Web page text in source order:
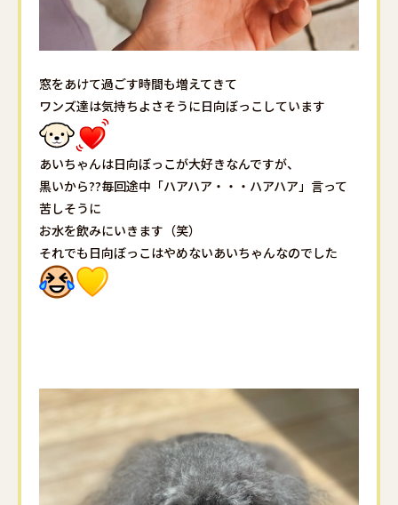
窓をあけて過ごす時間も増えてきて
ワンズ達は気持ちよさそうに日向ぼっこしています
あいちゃんは日向ぼっこが大好きなんですが、
黒いから??毎回途中「ハアハア・・・ハアハア」言って
苦しそうに
お水を飲みにいきます（笑）
それでも日向ぼっこはやめないあいちゃんなのでした